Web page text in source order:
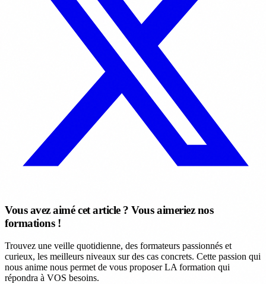
Vous avez aimé cet article ? Vous aimeriez nos
formations !
Trouvez une veille quotidienne, des formateurs passionnés et
curieux, les meilleurs niveaux sur des cas concrets. Cette passion qui
nous anime nous permet de vous proposer LA formation qui
répondra à VOS besoins.